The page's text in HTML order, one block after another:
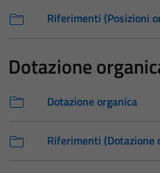
Riferimenti (Posizioni
Dotazione
Dotazione organica
Riferimenti (Dotazione